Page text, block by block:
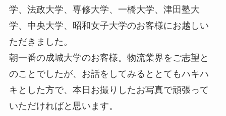
学、法政大学、専修大学、一橋大学、津田塾大
学、中央大学、昭和女子大学のお客様にお越しい
ただきました。
朝一番の成城大学のお客様。物流業界をご志望と
のことでしたが、お話をしてみるととてもハキハ
キとした方で、本日お撮りしたお写真で頑張って
いただければと思います。